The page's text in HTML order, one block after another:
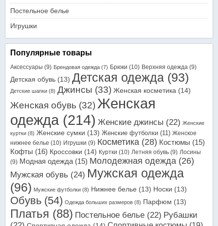
Постельное белье
Игрушки
Популярные товары
Аксессуары (9) Брендовая одежда (7) Брюки (10) Верхняя одежда (9)
Детская обувь (13) Детская одежда (93)
Детские шапки (8) Джинсы (33) Женская косметика (14)
Женская обувь (32) Женская
одежда (214) Женские джинсы (22) Женские
куртки (8) Женские сумки (13) Женские футболки (11) Женское
нижнее белье (10) Игрушки (9) Косметика (28) Костюмы (15)
Кофты (16) Кроссовки (14) Куртки (10) Летняя обувь (9) Лосины
(9) Модная одежда (15) Молодежная одежда (26)
Мужская обувь (24) Мужская одежда
(96) Мужские футболки (8) Нижнее белье (13) Носки (13)
Обувь (54) Одежда больших размеров (8) Парфюм (13)
Платья (88) Постельное белье (22) Рубашки